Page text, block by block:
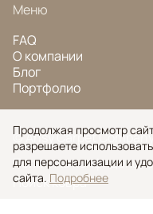
Меню
FAQ
О компании
Блог
Портфолио
© Ansy Carpet
Политика
Поиск ковра
Продолжая просмотр
разрешаете
для персонализации и
сайта. Подробнее